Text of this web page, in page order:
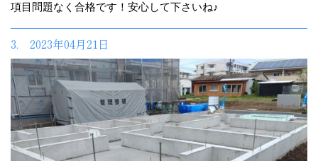
項目問題なく合格です！安心して下さいね♪
3. 2023年04月21日